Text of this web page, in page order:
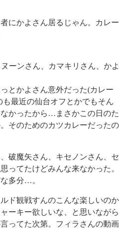
にかよさん居るじゃん。カレー
ーンさん、カマキリさん、かよ
とかよさん意外だった(カレー
最近の仙台オフとかでもそん
かったから…まさかこの日のた
そのためのカツカレーだったの
破魔矢さん、キセノンさん、セ
ってたけどみんな来なかった。
多分…。
ド観戦すんのこんな楽しいのか
ーキー欲しいな、と思いながら
ってた次第。フィラさんの動画